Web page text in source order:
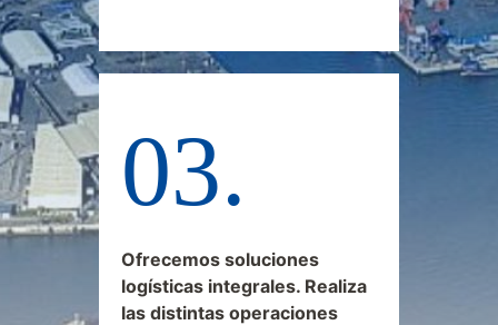
Ofrecemos soluciones
logísticas integrales. Realiza
las distintas operaciones